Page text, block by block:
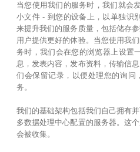
当您使用我们的服务时，我们就会
小文件 - 到您的设备上，以单独识
来提升我们的服务质量，包括储存
用户提供更好的体验。当您使用我
务时，我们会在您的浏览器上设置
息，发表内容，发布资料，传输信
们会保留记录，以便处理您的询问
务。
我们的基础架构包括我们自己拥有
多数据处理中心配置的服务器。这
会被收集。